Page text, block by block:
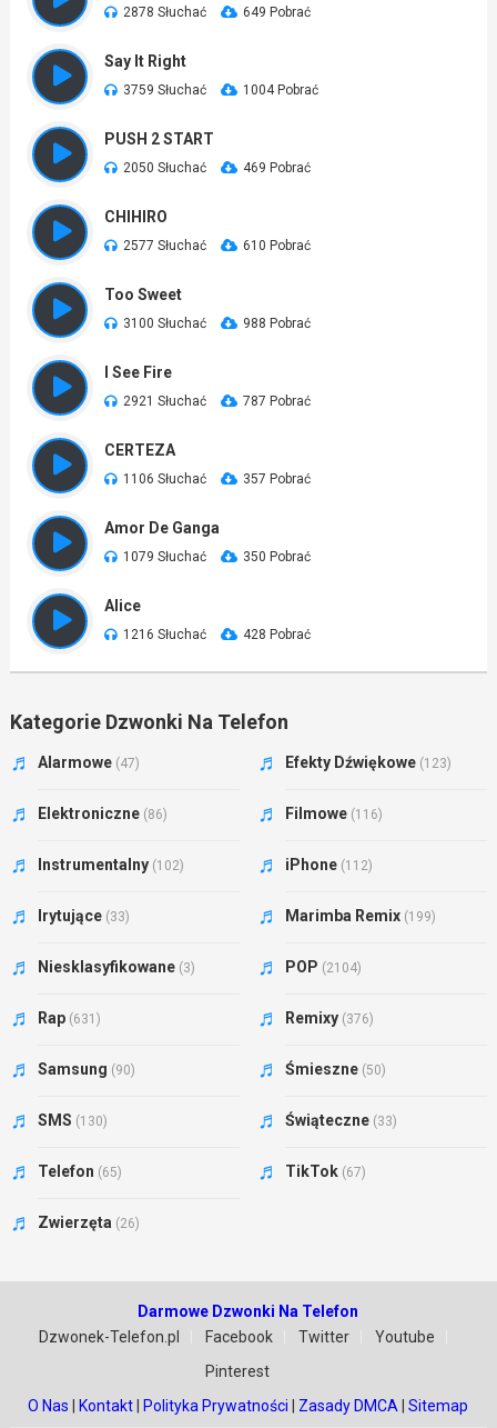
2878 Słuchać 649 Pobrać
Say It Right
3759 Słuchać 1004 Pobrać
PUSH 2 START
2050 Słuchać 469 Pobrać
CHIHIRO
2577 Słuchać 610 Pobrać
Too Sweet
3100 Słuchać 988 Pobrać
I See Fire
2921 Słuchać 787 Pobrać
CERTEZA
1106 Słuchać 357 Pobrać
Amor De Ganga
1079 Słuchać 350 Pobrać
Alice
1216 Słuchać 428 Pobrać
Kategorie Dzwonki Na Telefon
Alarmowe (47) Efekty Dźwiękowe (123)
Elektroniczne (86) Filmowe (116)
Instrumentalny (102) iPhone (112)
Irytujące (33) Marimba Remix (199)
Niesklasyfikowane (3) POP (2104)
Rap (631) Remixy (376)
Samsung (90) Śmieszne (50)
SMS (130) Świąteczne (33)
Telefon (65) TikTok (67)
Zwierzęta (26)
Darmowe Dzwonki Na Telefon
Dzwonek-Telefon.pl
Facebook Twitter
Youtube
Pinterest
O Nas
Kontakt Polityka Prywatności Zasady DMCA |Sitemap